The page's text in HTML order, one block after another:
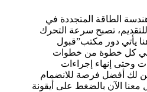
الطاقة المتجددة في
للتقديم، تصبح سرعة التحرك
يأتي دور مكتب”قبول
كل خطوة من خطوات
وحتى إنهاء إجراءات
لك أفضل فرصة للانضمام
معنا الآن بالضغط على أيقونة